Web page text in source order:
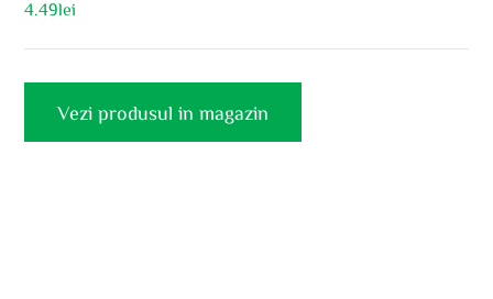
4.49lei
Vezi produsul in magazin